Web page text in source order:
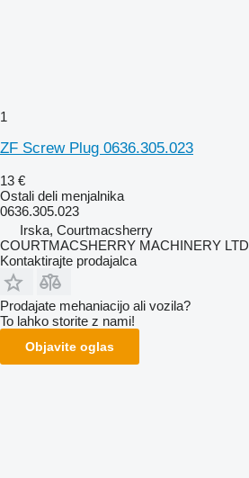
1
ZF Screw Plug 0636.305.023
13 €
Ostali deli menjalnika
0636.305.023
Irska, Courtmacsherry
COURTMACSHERRY MACHINERY LTD
Kontaktirajte prodajalca
Prodajate mehaniacijo ali vozila?
To lahko storite z nami!
Objavite oglas